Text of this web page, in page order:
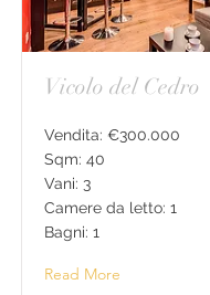
Vicolo del Cedro
Vendita: €300.000
Sqm: 40
Vani: 3
Camere da letto: 1
Bagni: 1
Read More